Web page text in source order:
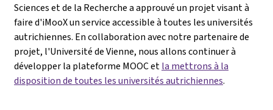
Sciences et de la Recherche a approuvé un projet visant à
faire d'iMooX un service accessible à toutes les universités
autrichiennes. En collaboration avec notre partenaire de
projet, l'Université de Vienne, nous allons continuer à
développer la plateforme MOOC etla mettrons à la
disposition de toutes les universités autrichiennes.